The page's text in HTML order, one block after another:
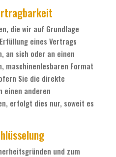
die wir auf Grundlage
eines Vertrags
an sich oder an einen
maschinenlesbaren Format
Sie die direkte
einen anderen
erfolgt dies nur, soweit es
und zum